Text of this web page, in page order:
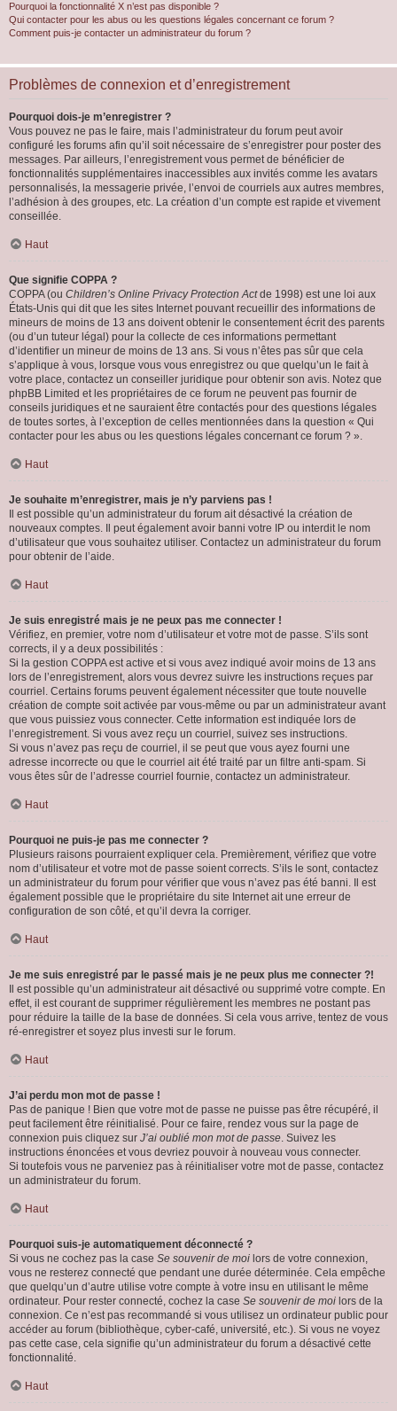
Pourquoi la fonctionnalité X n’est pas disponible ?
Qui contacter pour les abus ou les questions légales concernant ce forum ?
Comment puis-je contacter un administrateur du forum ?
Problèmes de connexion et d’enregistrement
Pourquoi dois-je m’enregistrer ?
Vous pouvez ne pas le faire, mais l’administrateur du forum peut avoir
configuré les forums afin qu’il soit nécessaire de s’enregistrer pour poster des
messages. Par ailleurs, l’enregistrement vous permet de bénéficier de
fonctionnalités supplémentaires inaccessibles aux invités comme les avatars
personnalisés, la messagerie privée, l’envoi de courriels aux autres membres,
l’adhésion à des groupes, etc. La création d’un compte est rapide et vivement
conseillée.
Haut
Que signifie COPPA ?
COPPA (ou Children’s Online Privacy Protection Actde 1998) est une loi aux
États-Unis qui dit que les sites Internet pouvant recueillir des informations de
mineurs de moins de 13 ans doivent obtenir le consentement écrit des parents
(ou d’un tuteur légal) pour la collecte de ces informations permettant
d’identifier un mineur de moins de 13 ans. Si vous n’êtes pas sûr que cela
s’applique à vous, lorsque vous vous enregistrez ou que quelqu’un le fait à
votre place, contactez un conseiller juridique pour obtenir son avis. Notez que
phpBB Limited et les propriétaires de ce forum ne peuvent pas fournir de
conseils juridiques et ne sauraient être contactés pour des questions légales
de toutes sortes, à l’exception de celles mentionnées dans la question « Qui
contacter pour les abus ou les questions légales concernant ce forum ? ».
Haut
Je souhaite m’enregistrer, mais je n’y parviens pas !
Il est possible qu’un administrateur du forum ait désactivé la création de
nouveaux comptes. Il peut également avoir banni votre IP ou interdit le nom
d’utilisateur que vous souhaitez utiliser. Contactez un administrateur du forum
pour obtenir de l’aide.
Haut
Je suis enregistré mais je ne peux pas me connecter !
Vérifiez, en premier, votre nom d’utilisateur et votre mot de passe. S’ils sont
corrects, il y a deux possibilités :
Si la gestion COPPA est active et si vous avez indiqué avoir moins de 13 ans
lors de l’enregistrement, alors vous devrez suivre les instructions reçues par
courriel. Certains forums peuvent également nécessiter que toute nouvelle
création de compte soit activée par vous-même ou par un administrateur avant
que vous puissiez vous connecter. Cette information est indiquée lors de
l’enregistrement. Si vous avez reçu un courriel, suivez ses instructions.
Si vous n’avez pas reçu de courriel, il se peut que vous ayez fourni une
adresse incorrecte ou que le courriel ait été traité par un filtre anti-spam. Si
vous êtes sûr de l’adresse courriel fournie, contactez un administrateur.
Haut
Pourquoi ne puis-je pas me connecter ?
Plusieurs raisons pourraient expliquer cela. Premièrement, vérifiez que votre
nom d’utilisateur et votre mot de passe soient corrects. S’ils le sont, contactez
un administrateur du forum pour vérifier que vous n’avez pas été banni. Il est
également possible que le propriétaire du site Internet ait une erreur de
configuration de son côté, et qu’il devra la corriger.
Haut
Je me suis enregistré par le passé mais je ne peux plus me connecter ?!
Il est possible qu’un administrateur ait désactivé ou supprimé votre compte. En
effet, il est courant de supprimer régulièrement les membres ne postant pas
pour réduire la taille de la base de données. Si cela vous arrive, tentez de vous
ré-enregistrer et soyez plus investi sur le forum.
Haut
J’ai perdu mon mot de passe !
Pas de panique ! Bien que votre mot de passe ne puisse pas être récupéré, il
peut facilement être réinitialisé. Pour ce faire, rendez vous sur la page de
connexion puis cliquez sur J’ai oublié mon mot de passe. Suivez les
instructions énoncées et vous devriez pouvoir à nouveau vous connecter.
Si toutefois vous ne parveniez pas à réinitialiser votre mot de passe, contactez
un administrateur du forum.
Haut
Pourquoi suis-je automatiquement déconnecté ?
Si vous ne cochez pas la case Se souvenir de moi lors de votre connexion,
vous ne resterez connecté que pendant une durée déterminée. Cela empêche
que quelqu’un d’autre utilise votre compte à votre insu en utilisant le même
ordinateur. Pour rester connecté, cochez la case Se souvenir de moi lors de la
connexion. Ce n’est pas recommandé si vous utilisez un ordinateur public pour
accéder au forum (bibliothèque, cyber-café, université, etc.). Si vous ne voyez
pas cette case, cela signifie qu’un administrateur du forum a désactivé cette
fonctionnalité.
Haut